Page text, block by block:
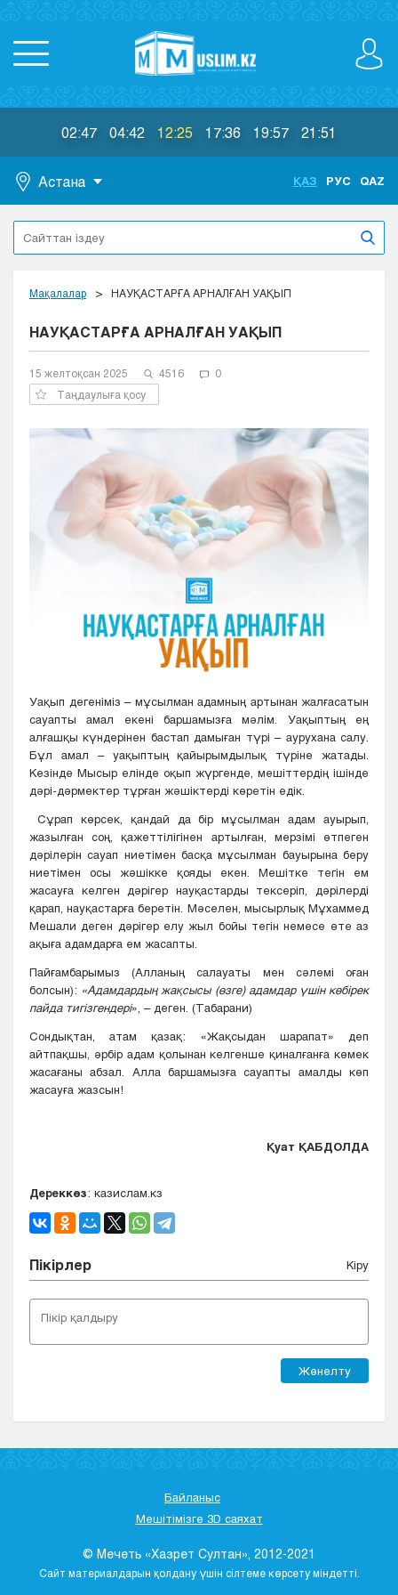
02:47 04:42 12:25 17:36 19:57 21:51
Астана
Астана
Алматы
Актобе
Жезказган
Караганда
Кокшетау
Костанай
Павлодар
Петропавловск
Талдыкорган
Туркестан
ҚАЗ РУС QAZ
Мақалалар НАУҚАСТАРҒА АРНАЛҒАН УАҚЫП
НАУҚАСТАРҒА АРНАЛҒАН УАҚЫП
15 желтоқсан 2025 4516
0
Таңдаулыға қосу
Уақып дегеніміз – мұсылман адамның артынан жалғасатын
сауапты амал екені баршамызға мәлім. Уақыптың ең
алғашқы күндерінен бастап дамыған түрі – аурухана салу.
Бұл амал – уақыптың қайырымдылық түріне жатады.
Кезінде Мысыр елінде оқып жүргенде, мешіттердің ішінде
дәрі-дәрмектер тұрған жәшіктерді көретін едік.
Сұрап көрсек, қандай да бір мұсылман адам ауырып,
жазылған соң, қажеттілігінен артылған, мерзімі өтпеген
дәрілерін сауап ниетімен басқа мұсылман бауырына беру
ниетімен осы жәшікке қояды екен. Мешітке тегін ем
жасауға келген дәрігер науқастарды тексеріп, дәрілерді
қарап, науқастарға беретін. Мәселен, мысырлық Мұхаммед
Мешали деген дәрігер елу жыл бойы тегін немесе өте аз
ақыға адамдарға ем жасапты.
Пайғамбарымыз (Алланың салауаты мен сәлемі оған
болсын): «Адамдардың жақсысы (өзге) адамдар үшін көбірек
пайда тигізгендері», – деген. (Табарани)
Сондықтан, атам қазақ: «Жақсыдан шарапат» деп
айтпақшы, әрбір адам қолынан келгенше қиналғанға көмек
жасағаны абзал. Алла баршамызға сауапты амалды көп
жасауға жазсын!
Қуат ҚАБДОЛДА
Дереккөз: казислам.кз
Пікірлер Кіру
Жөнелту
Байланыс
Мешітімізге 3D саяхат
© Мечеть «Хазрет Султан», 2012-2021
Сайт материалдарын қолдану үшін сілтеме көрсету міндетті.